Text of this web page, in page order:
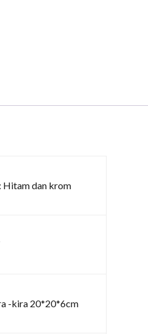
Hitam dan krom
-kira 20*20*6cm